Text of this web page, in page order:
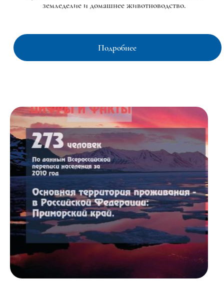
земледелие и домашнее животноводство.
Подробнее